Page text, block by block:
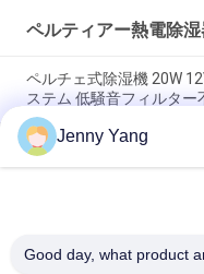
ペルティアー熱電除
ペルチェ式除湿機 20W
ステム 低騒音フィルター
50W 単管式ペルチェ式除
用途
35W ペルチェ式除湿器
Jenny Yang
Good day, what product